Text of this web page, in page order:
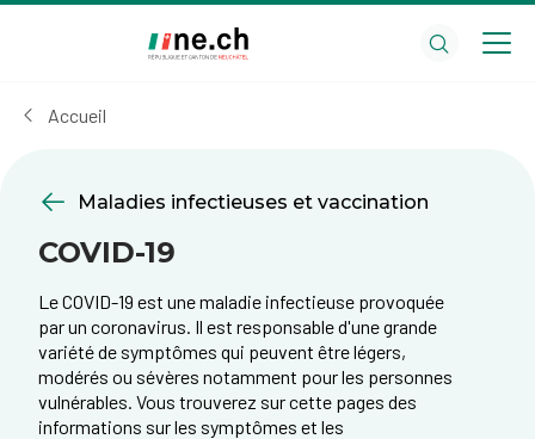
cookies
Accueil
Maladies infectieuses et vaccination
COVID-19
​​Le COVID-19 est une maladie infectieuse provoquée
par un corona​virus. Il est responsable d'une grande
variété de symptômes qui peuvent être légers,
modérés ou sévères notamment pour les personnes
vulnérables. Vous trouverez sur cette pages des
informations sur les symptômes et les